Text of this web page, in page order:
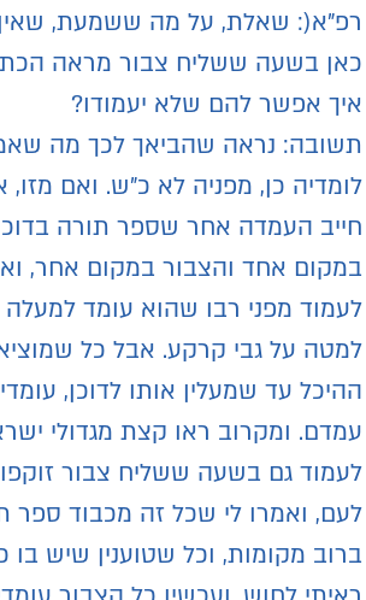
שאלת, על מה ששמעת, שאין
בשעה ששליח צבור מראה
אפשר להם שלא יעמודו?
נראה שהביאך לכך מה
כן, מפניה לא כ"ש. ואם מזו,
העמדה אחר שספר תורה
אחד והצבור במקום אחר,
מפני רבו שהוא עומד למעלה
על גבי קרקע. אבל כל
עד שמעלין אותו לדוכן,
ומקרוב ראו קצת מגדולי
גם בשעה ששליח צבור
ואמרו לי שכל זה מכבוד ספר
מקומות, וכל שטוענין שיש בו